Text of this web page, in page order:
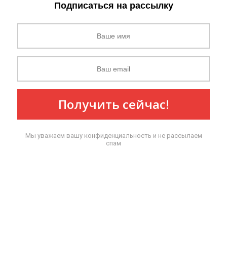
Подписаться на рассылку
Получить сейчас!
Мы уважаем вашу конфиденциальность и не рассылаем
спам